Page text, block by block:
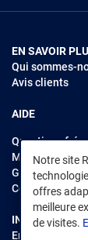
Notre site
offres
meilleure
de visites.
EN SAVOIR
Qui sommes-
Avis clients
AIDE
Questions
Modes de
Garantie et
Contacter Rue
Environnement